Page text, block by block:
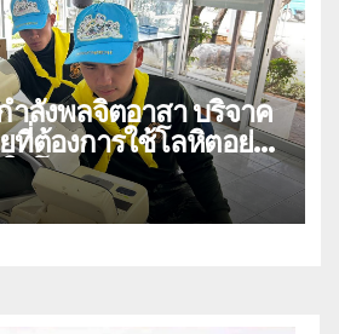
ลังพลจิตอาสา บริจาค
ที่ต้องการใช้โลหิตอย่าง
นโอกาสวันเฉลิม
า 74 พรรษา และถวาย
ศลแด่พระบาทสมเด็จ